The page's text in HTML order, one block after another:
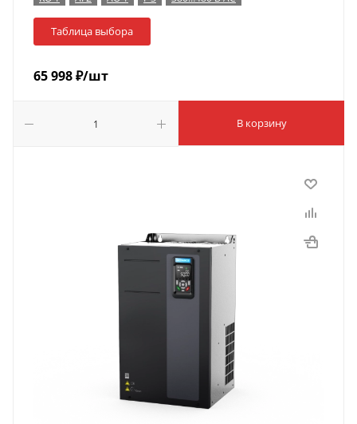
Таблица выбора
65 998₽/шт
В корзину